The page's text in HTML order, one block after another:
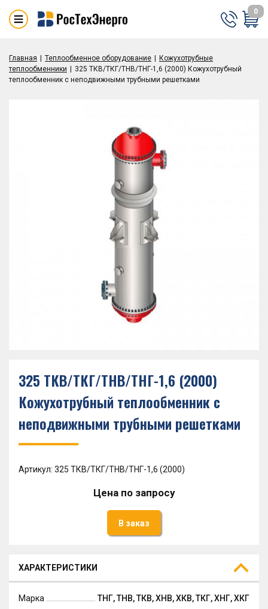
0
Главная Теплообменное оборудование
Кожухотрубные
теплообменники
325 ТКВ/ТКГ/ТНВ/ТНГ-1,6 (2000) Кожухотрубный
теплообменник с неподвижными трубными решетками
325 ТКВ/ТКГ/ТНВ/ТНГ-1,6 (2000)
Кожухотрубный теплообменник с
неподвижными трубными решетками
Артикул: 325 ТКВ/ТКГ/ТНВ/ТНГ-1,6 (2000)
Цена по запросу
В заказ
ХАРАКТЕРИСТИКИ
Марка
ТНГ, ТНВ, ТКВ, ХНВ, ХКВ, ТКГ, ХНГ, ХКГ